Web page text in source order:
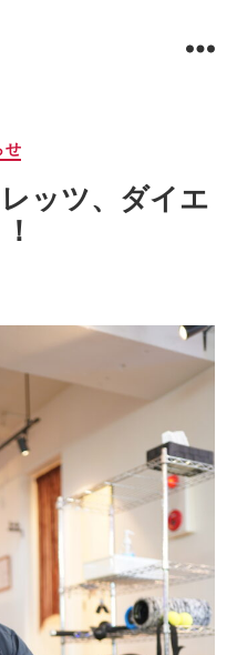
せ
ッツ、ダイエ